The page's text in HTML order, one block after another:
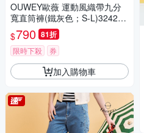
OUWEY歐薇 運動風織帶九分
寬直筒褲(鐵灰色；S-L)324217
6514
$790 81折
限時下殺 券
加入購物車